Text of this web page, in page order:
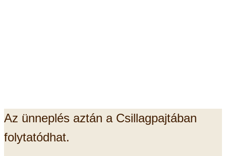
Az ünneplés aztán a Csillagpajtában
folytatódhat.